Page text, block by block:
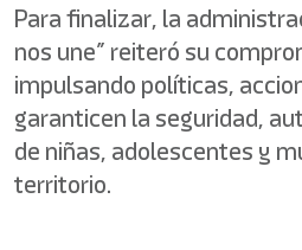
Para finalizar, la
nos une” reiteró su
impulsando políticas,
garanticen la seguridad,
de niñas, adolescentes y
territorio.